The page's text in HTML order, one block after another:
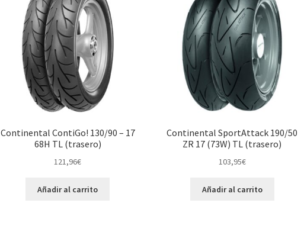
Continental ContiGo! 130/90 – 17
68H TL (trasero)
121,96€
Añadir al carrito
Continental SportAttack 190/50
ZR 17 (73W) TL (trasero)
103,95€
Añadir al carrito